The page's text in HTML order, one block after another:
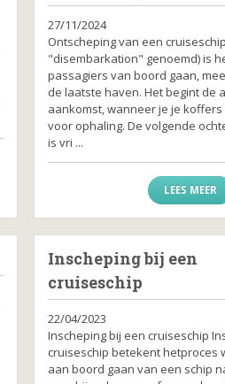
27/11/2024
Ontscheping van een
"disembarkation" genoemd) is
passagiers van boord gaan,
de laatste haven. Het begint de
aankomst, wanneer je je
voor ophaling. De volgende
is vri ...
LEES MEER
Inscheping bij een
cruiseschip
22/04/2023
Inscheping bij een cruiseschip
cruiseschip betekent hetproces
aan boord gaan van een schip